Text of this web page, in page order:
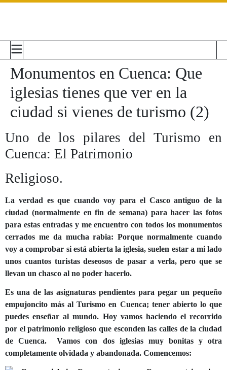
Monumentos en Cuenca: Que
iglesias tienes que ver en la
ciudad si vienes de turismo (2)
Uno de los pilares del Turismo en
Cuenca: El Patrimonio
Religioso.
La verdad es que cuando voy para el Casco antiguo de la
ciudad (normalmente en fin de semana) para hacer las fotos
para estas entradas y me encuentro con todos los monumentos
cerrados me da mucha rabia: Porque normalmente cuando
voy a comprobar si está abierta la iglesia, suelen estar a mi lado
unos cuantos turistas deseosos de pasar a verla, pero que se
llevan un chasco al no poder hacerlo.
Es una de las asignaturas pendientes para pegar un pequeño
empujoncito más alTurismo en Cuenca; tener abierto lo que
puedes enseñar al mundo. Hoy vamos haciendo el recorrido
por el patrimonio religioso que esconden las calles de la ciudad
de Cuenca. Vamos con dos iglesias muy bonitas y otra
completamente olvidada y abandonada. Comencemos: